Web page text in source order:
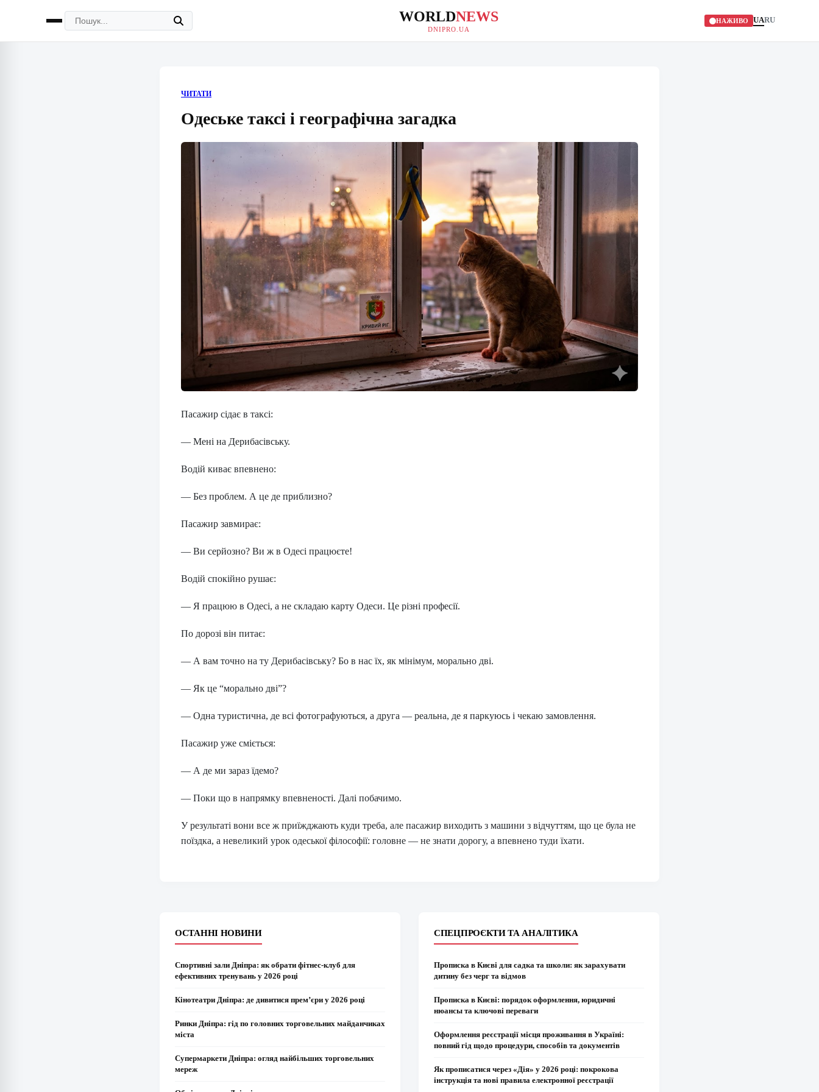
WORLDNEWS
DNIPRO.UA
НАЖИВО UARU
ЧИТАТИ
Одеське таксі і географічна загадка
Пасажир сідає в таксі:
— Мені на Дерибасівську.
Водій киває впевнено:
— Без проблем. А це де приблизно?
Пасажир завмирає:
— Ви серйозно? Ви ж в Одесі працюєте!
Водій спокійно рушає:
— Я працюю в Одесі, а не складаю карту Одеси. Це різні професії.
По дорозі він питає:
— А вам точно на ту Дерибасівську? Бо в нас їх, як мінімум, морально дві.
— Як це “морально дві”?
— Одна туристична, де всі фотографуються, а друга — реальна, де я паркуюсь і чекаю замовлення.
Пасажир уже сміється:
— А де ми зараз їдемо?
— Поки що в напрямку впевненості. Далі побачимо.
У результаті вони все ж приїжджають куди треба, але пасажир виходить з машини з відчуттям, що це була не
поїздка, а невеликий урок одеської філософії: головне — не знати дорогу, а впевнено туди їхати.
ОСТАННІ НОВИНИ
Спортивні зали Дніпра: як обрати фітнес-клуб для
ефективних тренувань у 2026 році
Кінотеатри Дніпра: де дивитися прем’єри у 2026 році
Ринки Дніпра: гід по головних торговельних майданчиках
міста
Супермаркети Дніпра: огляд найбільших торговельних
мереж
СПЕЦПРОЄКТИ ТА АНАЛІТИКА
Прописка в Києві для садка та школи: як зарахувати
дитину без черг та відмов
Прописка в Києві: порядок оформлення, юридичні
нюансы та ключові переваги
Оформлення реєстрації місця проживання в Україні:
повний гід щодо процедури, способів та документів
Як прописатися через «Дія» у 2026 році: покрокова
інструкція та нові правила електронної реєстрації